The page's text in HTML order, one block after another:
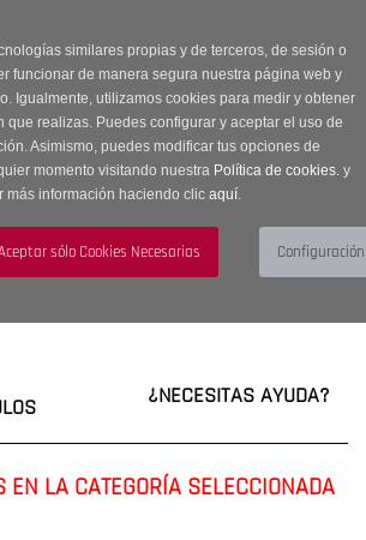
similares propias y de terceros, de sesión o
funcionar de manera segura nuestra página web y
Igualmente, utilizamos cookies para medir y obtener
que realizas. Puedes configurar y aceptar el uso de
Asimismo, puedes modificar tus opciones de
momento visitando nuestra Política de cookies.y
más información haciendo clic aquí.
Sección OUTLET con código OUTLET20
¿NECESITAS AYUDA?
EN LA CATEGORÍA SELECCIONADA